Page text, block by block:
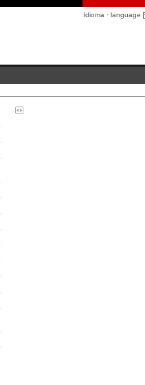
Idioma · language